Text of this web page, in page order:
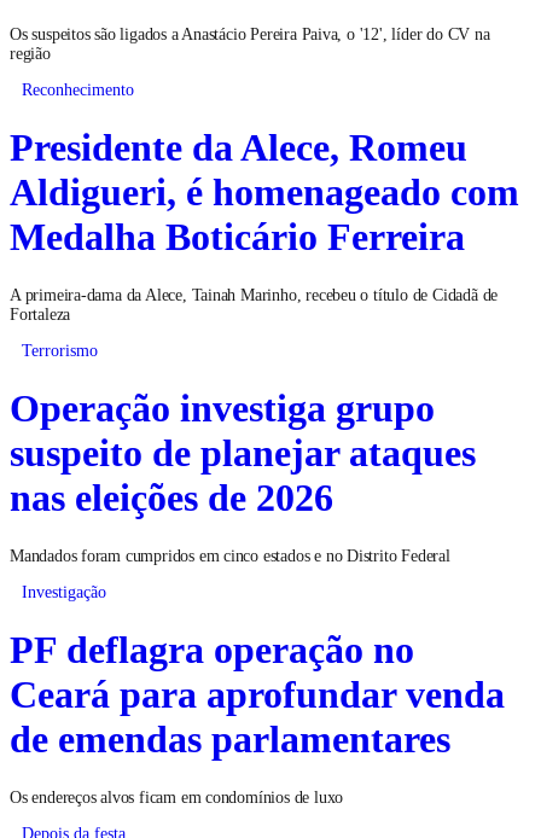
Os suspeitos são ligados a Anastácio Pereira Paiva, o '12', líder do CV na
região
Reconhecimento
Presidente da Alece, Romeu
Aldigueri, é homenageado com
Medalha Boticário Ferreira
A primeira-dama da Alece, Tainah Marinho, recebeu o título de Cidadã de
Fortaleza
Terrorismo
Operação investiga grupo
suspeito de planejar ataques
nas eleições de 2026
Mandados foram cumpridos em cinco estados e no Distrito Federal
Investigação
PF deflagra operação no
Ceará para aprofundar venda
de emendas parlamentares
Os endereços alvos ficam em condomínios de luxo
Depois da festa